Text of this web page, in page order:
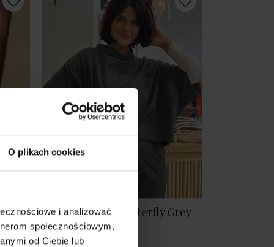
O plikach cookies
i analizować
społecznościowym,
od Ciebie lub
Bluza Oversize Butterfly Grey
269,00 zł